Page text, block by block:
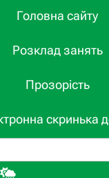
Головна сайту
Розклад занять
Прозорість
скринька